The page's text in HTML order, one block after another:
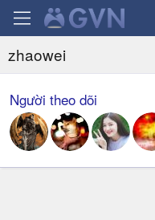
zhaowei
Người theo dõi